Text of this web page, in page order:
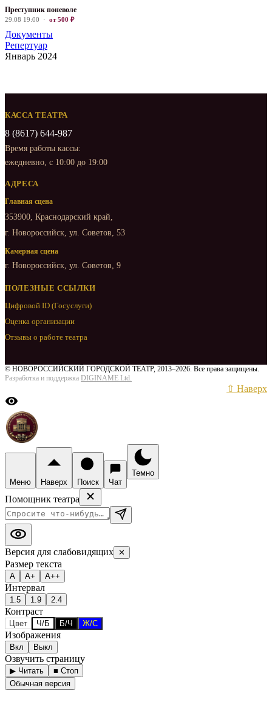
Преступник поневоле
29.08 19:00 · от 500 ₽
Документы
Репертуар
Январь 2024
КАССА ТЕАТРА
8 (8617) 644-987
Время работы кассы:
ежедневно, с 10:00 до 19:00
АДРЕСА
Главная сцена
353900, Краснодарский край,
г. Новороссийск, ул. Советов, 53
Камерная сцена
г. Новороссийск, ул. Советов, 9
ПОЛЕЗНЫЕ ССЫЛКИ
Цифровой ID (Госуслуги)
Оценка организации
Отзывы о работе театра
© НОВОРОССИЙСКИЙ ГОРОДСКОЙ ТЕАТР, 2013–2026. Все права защищены.
Разработка и поддержка DIGINAME Ltd.
⇧ Наверх
Меню Наверх Поиск Чат
Темно
Помощник театра
Версия для слабовидящих ✕
Размер текста
А А+ А++
Интервал
1.5 1.9 2.4
Контраст
Цвет Ч/Б Б/Ч Ж/С
Изображения
Вкл Выкл
Озвучить страницу
▶ Читать
■ Стоп
Обычная версия